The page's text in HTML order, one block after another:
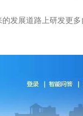
发展道路上研发更